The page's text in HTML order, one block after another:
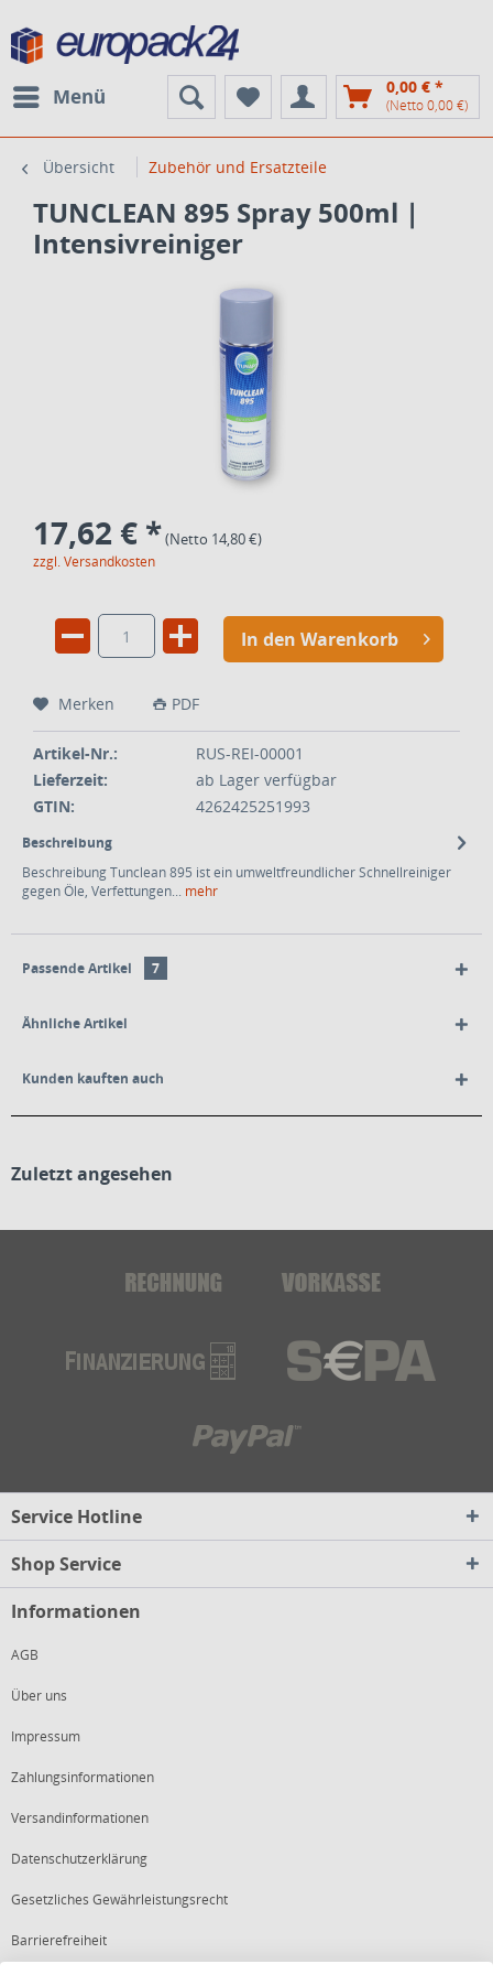
Menü 0,00 € *
(Netto 0,00 €)
Übersicht Zubehör und Ersatzteile
TUNCLEAN 895 Spray 500ml |
Intensivreiniger
17,62 € *(Netto 14,80 €)
zzgl. Versandkosten
In den Warenkorb
Merken PDF
Artikel-Nr.:
RUS-REI-00001
Lieferzeit:
ab Lager verfügbar
GTIN:
4262425251993
Beschreibung
Beschreibung Tunclean 895 ist ein umweltfreundlicher Schnellreiniger
gegen Öle, Verfettungen... mehr
Passende Artikel 7
Ähnliche Artikel
Kunden kauften auch
Zuletzt angesehen
Service Hotline
Shop Service
Informationen
AGB
Über uns
Impressum
Zahlungsinformationen
Versandinformationen
Datenschutzerklärung
Gesetzliches Gewährleistungsrecht
Barrierefreiheit